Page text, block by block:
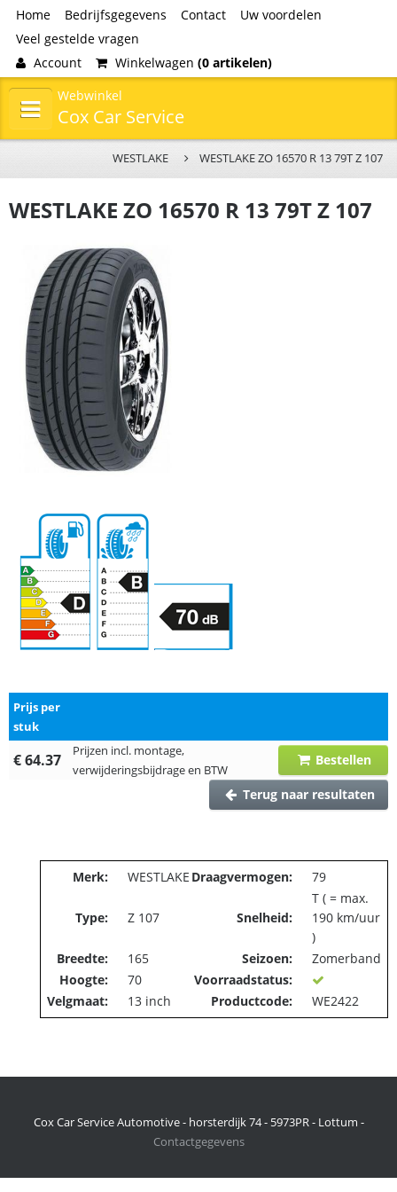
Home Bedrijfsgegevens Contact
Uw voordelen
Veel gestelde vragen
Account
Winkelwagen (0 artikelen)
Webwinkel
Cox Car Service
WESTLAKE WESTLAKE ZO 16570 R 13 79T Z 107
WESTLAKE ZO 16570 R 13 79T Z 107
Prijs per
stuk
€ 64.37
Prijzen incl. montage,
verwijderingsbijdrage en BTW
Bestellen
Terug naar resultaten
Merk: WESTLAKE Draagvermogen: 79
Type: Z 107 Snelheid:
T ( = max.
190 km/uur
)
Breedte:
165 Seizoen:
Zomerband
Hoogte:
70
Voorraadstatus:
Velgmaat:
13 inch Productcode: WE2422
Cox Car Service Automotive - horsterdijk 74 - 5973PR - Lottum -
Contactgegevens